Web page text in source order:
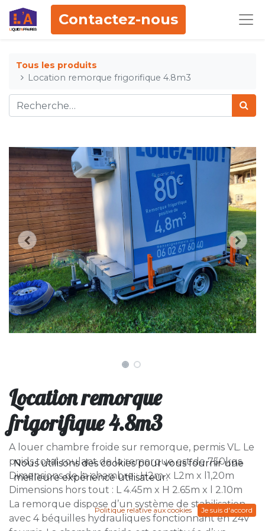
Contactez-nous
Tous les produits
Location remorque frigorifique 4.8m3
Location remorque
frigorifique 4.8m3
A louer chambre froide sur remorque, permis VL. Le
poids total roulant de la remorque est de 750kgs.
Dimensions de la chambre : H2m x L2m x l1,20m
Dimensions hors tout : L 4.45m x H 2.65m x l 2.10m
La remorque dispose d’un système de stabilisation
avec 4 béquilles hydrauliques fonctionnant en 24V
Nous utilisons des cookies pour vous fournir une
meilleure expérience utilisateur.
Politique relative aux cookies Je suis d'accord